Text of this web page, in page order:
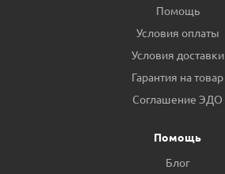
Помощь
Условия оплаты
Условия доставки
Гарантия на товар
Соглашение ЭДО
Помощь
Блог